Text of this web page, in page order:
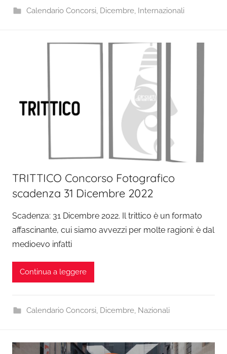
Calendario Concorsi, Dicembre, Internazionali
TRITTICO Concorso Fotografico
scadenza 31 Dicembre 2022
Scadenza: 31 Dicembre 2022. Il trittico è un formato
affascinante, cui siamo avvezzi per molte ragioni: è dal
medioevo infatti
Continua a leggere
Calendario Concorsi Dicembre, Nazionali